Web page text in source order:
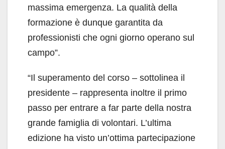
massima emergenza. La qualità della
formazione è dunque garantita da
professionisti che ogni giorno operano sul
campo”.
“Il superamento del corso – sottolinea il
presidente – rappresenta inoltre il primo
passo per entrare a far parte della nostra
grande famiglia di volontari. L’ultima
edizione ha visto un’ottima partecipazione